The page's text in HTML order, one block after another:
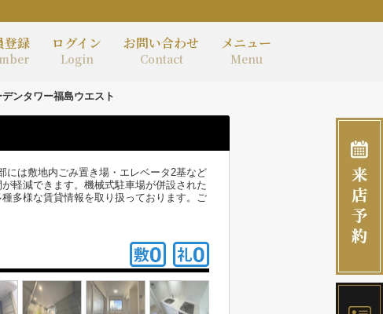
登録 ログイン
Login
お問い合わせ
Contact
メニュー
Menu
デンタワー福島ウエスト
には敷地内ごみ置き場・エレベータ2基など
軽減できます。機械式駐車場が併設された
多様な賃貸情報を取り扱っております。ご